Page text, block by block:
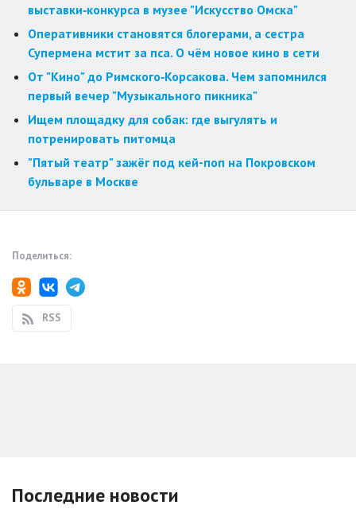
выставки‑конкурса в музее "Искусство Омска"
Оперативники становятся блогерами, а сестра
Супермена мстит за пса. О чём новое кино в сети
От "Кино" до Римского‑Корсакова. Чем запомнился
первый вечер "Музыкального пикника"
Ищем площадку для собак: где выгулять и
потренировать питомца
"Пятый театр" зажёг под кей-поп на Покровском
бульваре в Москве
Поделиться:
RSS
Последние новости